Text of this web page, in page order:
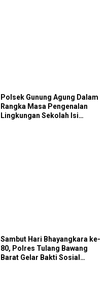
Polsek Gunung Agung Dalam
Rangka Masa Pengenalan
Lingkungan Sekolah Isi
Sambut Hari Bhayangkara ke-
80, Polres Tulang Bawang
Barat Gelar Bakti Sosial